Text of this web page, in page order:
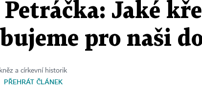
Petráčka: Jaké
pro naši
a církevní historik
PŘEHRÁT ČLÁNEK